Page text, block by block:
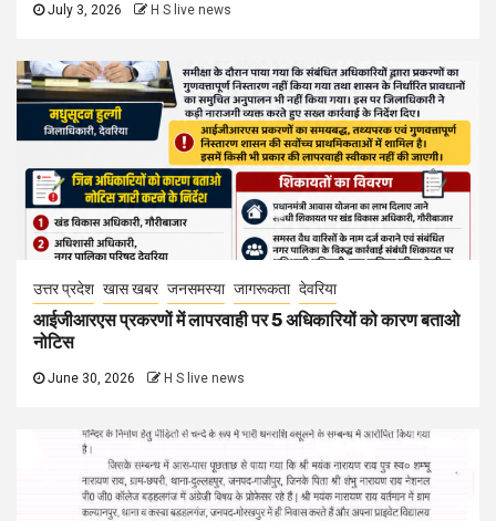
July 3, 2026 H S live news
उत्तर प्रदेश खास खबर जनसमस्या जागरूकता देवरिया
आईजीआरएस प्रकरणों में लापरवाही पर 5 अधिकारियों को कारण बताओ
नोटिस
June 30, 2026 H S live news